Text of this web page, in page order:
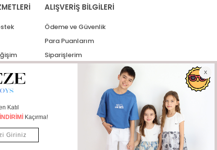
ALIŞVERİŞ BİLGİLERİ
Ödeme ve Güvenlik
Para Puanlarım
Siparişlerim